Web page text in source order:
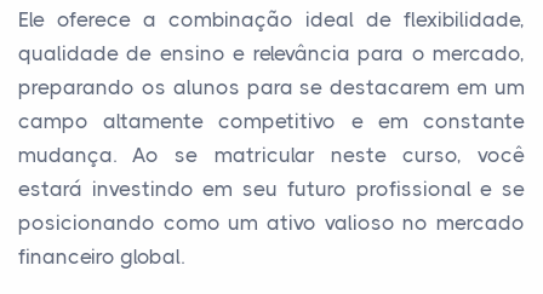
Ele oferece a combinação ideal de flexibilidade,
qualidade de ensino e relevância para o mercado,
preparando os alunos para se destacarem em um
campo altamente competitivo e em constante
mudança. Ao se matricular neste curso, você
estará investindo em seu futuro profissional e se
posicionando como um ativo valioso no mercado
financeiro global.